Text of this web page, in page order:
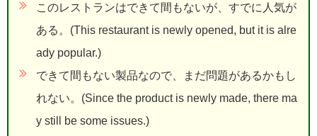
このレストランはできて間もないが、すでに人気が
ある。(This restaurant is newly opened, but it is alre
ady popular.)
できて間もない製品なので、まだ問題があるかもし
れない。(Since the product is newly made, there ma
y still be some issues.)